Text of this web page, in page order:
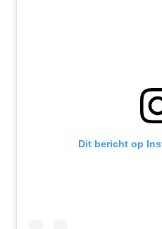
Dit bericht op